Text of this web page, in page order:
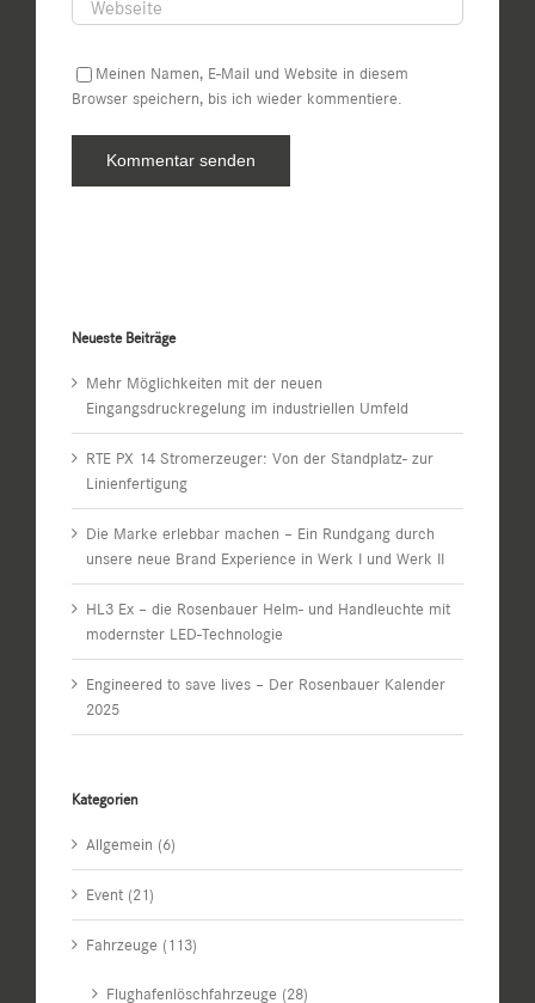
Meinen Namen, E-Mail und Website in diesem
Browser speichern, bis ich wieder kommentiere.
Neueste Beiträge
Mehr Möglichkeiten mit der neuen
Eingangsdruckregelung im industriellen Umfeld
RTE PX 14 Stromerzeuger: Von der Standplatz- zur
Linienfertigung
Die Marke erlebbar machen – Ein Rundgang durch
unsere neue Brand Experience in Werk I und Werk II
HL3 Ex – die Rosenbauer Helm- und Handleuchte mit
modernster LED-Technologie
Engineered to save lives – Der Rosenbauer Kalender
2025
Kategorien
Allgemein (6)
Event (21)
Fahrzeuge (113)
Flughafenlöschfahrzeuge (28)